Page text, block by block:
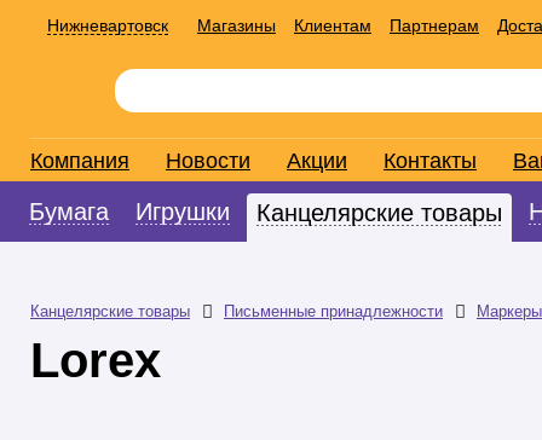
Нижневартовск Магазины Клиентам Партнерам
Компания Новости Акции Контакты
Бумага Игрушки Канцелярские товары
Канцелярские товары Письменные принадлежности Маркеры
Lorex